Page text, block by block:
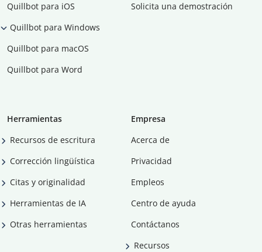
Quillbot para iOS
Quillbot para Windows
Quillbot para macOS
Quillbot para Word
Solicita una demostración
Herramientas
Recursos de escritura
Corrección lingüística
Citas y originalidad
Herramientas de IA
Otras herramientas
Empresa
Acerca de
Privacidad
Empleos
Centro de ayuda
Contáctanos
Recursos